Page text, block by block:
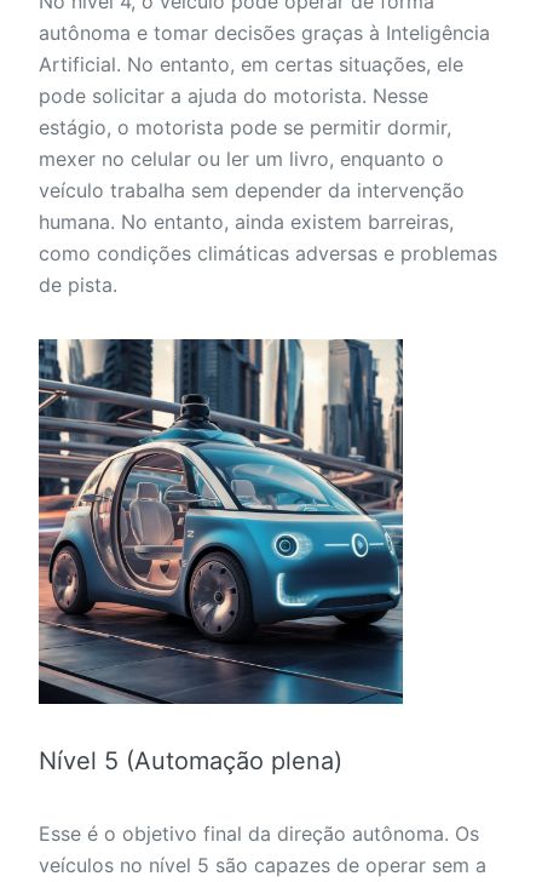
autônoma e tomar decisões graças à Inteligência
Artificial. No entanto, em certas situações, ele
pode solicitar a ajuda do motorista. Nesse
estágio, o motorista pode se permitir dormir,
mexer no celular ou ler um livro, enquanto o
veículo trabalha sem depender da intervenção
humana. No entanto, ainda existem barreiras,
como condições climáticas adversas e problemas
de pista.
Nível 5 (Automação plena)
Esse é o objetivo final da direção autônoma. Os
veículos no nível 5 são capazes de operar sem a